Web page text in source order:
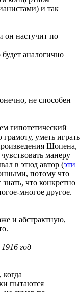
и так
он настучит по
аналогично
не способен
гипотетический
уметь играть
Шопена,
манеру
в этюд автор (эти
потому что
что конкретно
многое другое.
и абстрактную,
год
пытаются